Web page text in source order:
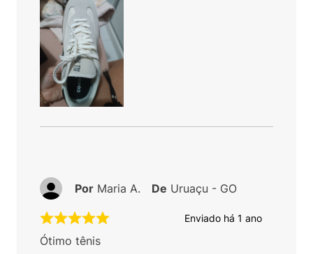
Enviado há 1 ano
Ótimo tênis
Por Maria A. De Uruaçu - GO